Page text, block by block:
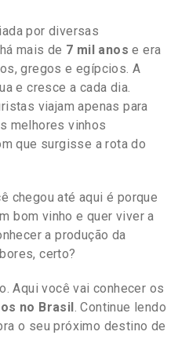
por diversas
mais de 7 mil anos e era
gregos e egípcios. A
e cresce a cada dia.
viajam apenas para
melhores vinhos
que surgisse a rota do
chegou até aqui é porque
bom vinho e quer viver a
a produção da
certo?
Aqui você vai conhecer os
no Brasil . Continue lendo
o seu próximo destino de